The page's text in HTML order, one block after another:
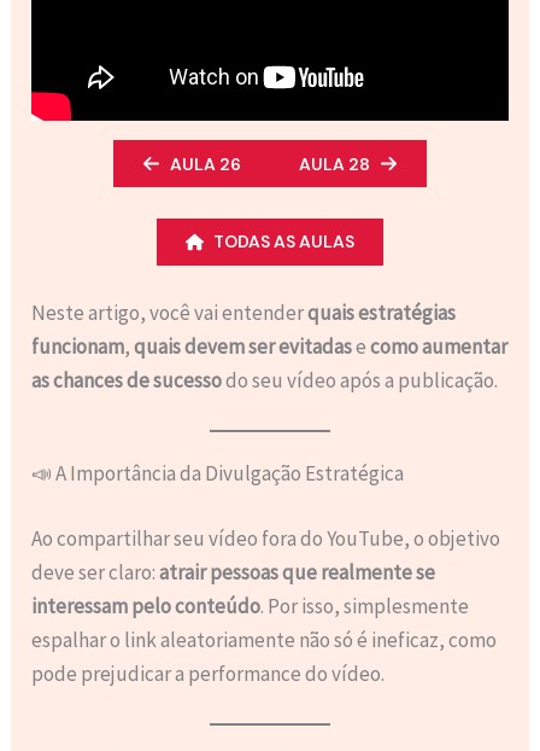
AULA 26 AULA 28
TODAS AS AULAS
Neste artigo, você vai entenderquais estratégias
funcionam,quais devem ser evitadasecomo aumentar
as chances de sucessodo seu vídeo após a publicação.
📣 A Importância da Divulgação Estratégica
Ao compartilhar seu vídeo fora do YouTube, o objetivo
deve ser claro:atrair pessoas que realmente se
interessam pelo conteúdo. Por isso, simplesmente
espalhar o link aleatoriamente não só é ineficaz, como
pode prejudicar a performance do vídeo.